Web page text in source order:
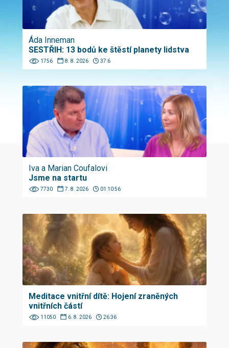
Áda Inneman
SESTŘIH: 13 bodů ke štěstí planety lidstva
1756 8. 8. 2026 37:6
Iva a Marian Coufalovi
Jsme na startu
7730 7. 8. 2026 01:10:56
Meditace vnitřní dítě: Hojení zraněných
vnitřních částí
11050 6. 8. 2026 26:36